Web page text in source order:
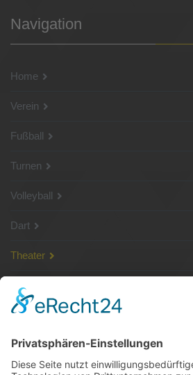
Navigation
Home
Verein
Fußball
Turnen
Volleyball
Dart
Theater
SG Shop
Sponsoren
Kontakt